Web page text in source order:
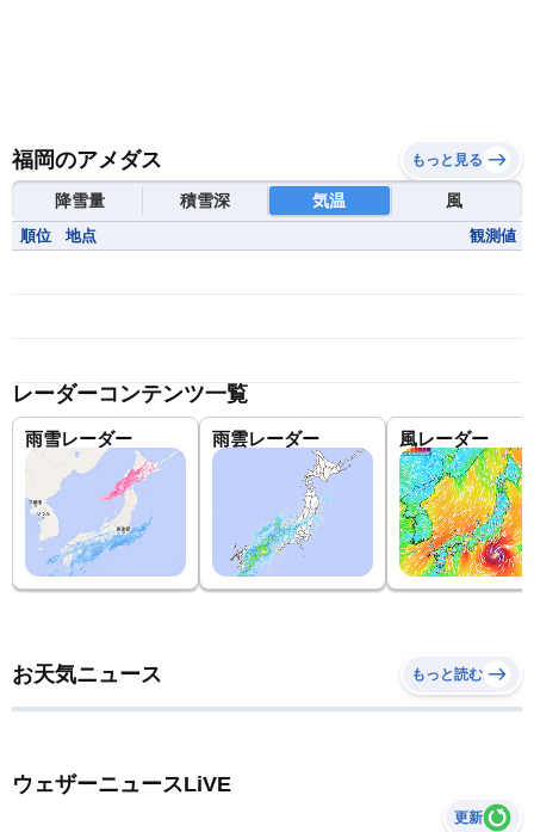
福岡のアメダス もっと見る
降雪量 積雪深 気温 風
順位 地点 観測値
レーダーコンテンツ一覧
雨雪レーダー 雨雲レーダー 風レーダー
お天気ニュース もっと読む
ウェザーニュースLiVE
更新